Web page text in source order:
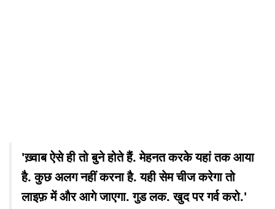
'ख़्वाब ऐसे ही तो बुने होते हैं. मेहनत करके यहां तक आया
है. कुछ अलग नहीं करना है. यही सेम चीज करेगा तो
लाइफ़ में और आगे जाएगा. गुड लक. खुद पर गर्व करो.'